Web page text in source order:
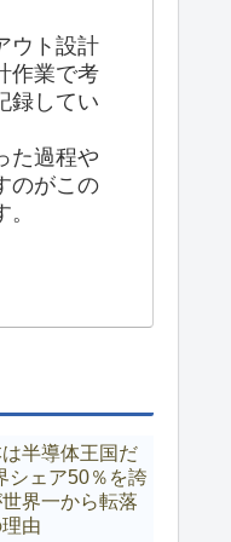
ウト設計
作業で考
録してい
た過程や
のがこの
半導体王国だ
シェア50％を誇
界一から転落
由